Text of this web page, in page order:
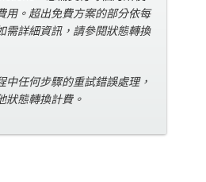
用。超出免費方案的部分依每
需詳細資訊，請參閱狀態轉換
中任何步驟的重試錯誤處理，
狀態轉換計費。